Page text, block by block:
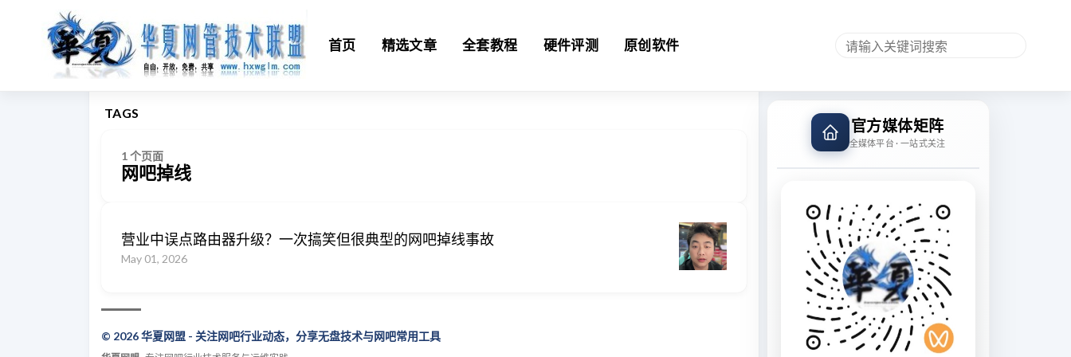
首页 精选文章 全套教程 硬件评测 原创软件
官方媒体矩阵
全媒体平台 · 一站式关注
TAGS
1 个页面
网吧掉线
营业中误点路由器升级？一次搞笑但很典型的网吧掉线事故
May 01, 2026
© 2026 华夏网盟 - 关注网吧行业动态，分享无盘技术与网吧常用工具